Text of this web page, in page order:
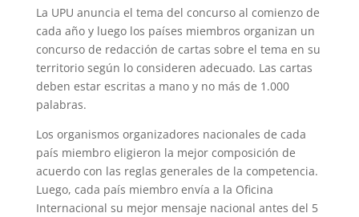
La UPU anuncia el tema del concurso al comienzo de
cada año y luego los países miembros organizan un
concurso de redacción de cartas sobre el tema en su
territorio según lo consideren adecuado. Las cartas
deben estar escritas a mano y no más de 1.000
palabras.
Los organismos organizadores nacionales de cada
país miembro eligieron la mejor composición de
acuerdo con las reglas generales de la competencia.
Luego, cada país miembro envía a la Oficina
Internacional su mejor mensaje nacional antes del 5